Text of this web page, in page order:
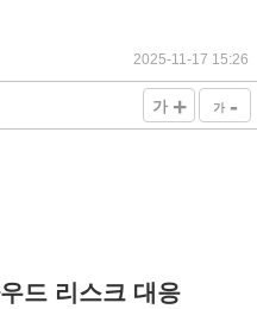
2025-11-17 15:26
가 + 가 -
드 리스크 대응